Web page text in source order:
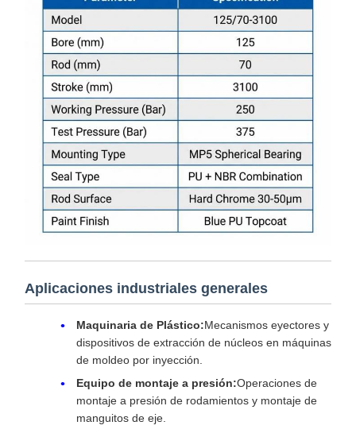
Aplicaciones industriales generales
Maquinaria de Plástico:Mecanismos eyectores y
dispositivos de extracción de núcleos en máquinas
de moldeo por inyección.
Equipo de montaje a presión:Operaciones de
montaje a presión de rodamientos y montaje de
manguitos de eje.